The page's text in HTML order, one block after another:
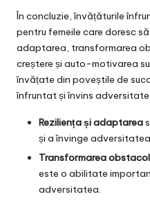
În concluzie, învățăturile
pentru femeile care doresc
adaptarea, transformarea
creștere și auto-motivarea
învățate din poveștile de
înfruntat și învins
Reziliența și adaptarea
și a învinge adversitatea.
Transformarea
este o abilitate
adversitatea.